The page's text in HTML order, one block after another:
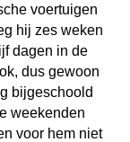
voertuigen
hij zes weken
dagen in de
dus gewoon
bijgeschoold
weekenden
voor hem niet